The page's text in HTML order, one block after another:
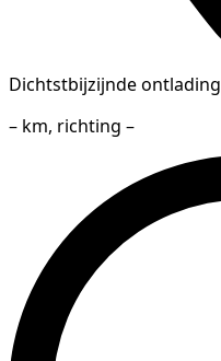
Dichtstbijzijnde ontlading
– km, richting –